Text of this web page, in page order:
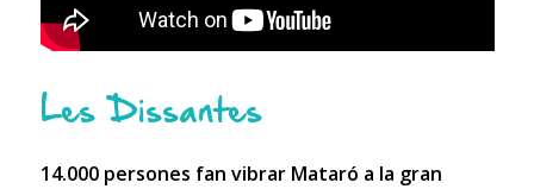
Les Dissantes
14.000 persones fan vibrar Mataró a la gran